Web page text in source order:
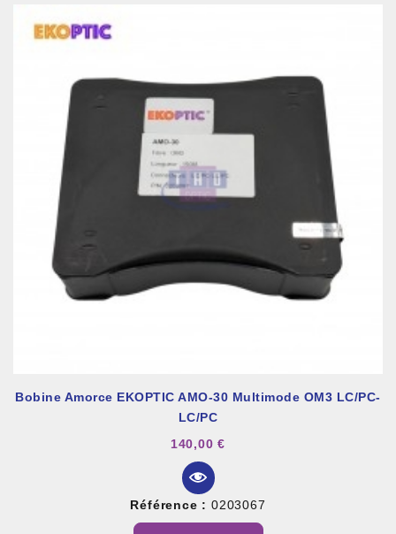
Bobine Amorce EKOPTIC AMO-30 Multimode OM3 LC/PC-
LC/PC
140,00 €
Référence : 0203067